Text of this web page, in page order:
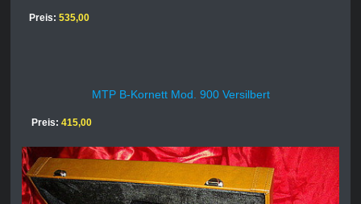
Preis: 535,00
MTP B-Kornett Mod. 900 Versilbert
Preis: 415,00